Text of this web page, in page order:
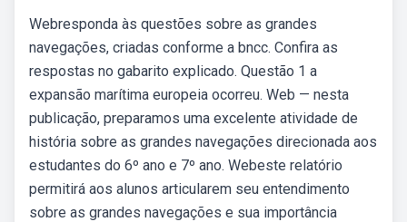
Webresponda às questões sobre as grandes
navegações, criadas conforme a bncc. Confira as
respostas no gabarito explicado. Questão 1 a
expansão marítima europeia ocorreu. Web — nesta
publicação, preparamos uma excelente atividade de
história sobre as grandes navegações direcionada aos
estudantes do 6º ano e 7º ano. Webeste relatório
permitirá aos alunos articularem seu entendimento
sobre as grandes navegações e sua importância